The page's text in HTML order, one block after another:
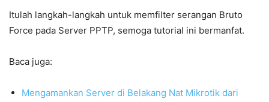
Itulah langkah-langkah untuk memfilter serangan Bruto
Force pada Server PPTP, semoga tutorial ini bermanfat.
Baca juga:
Mengamankan Server di Belakang Nat Mikrotik dari